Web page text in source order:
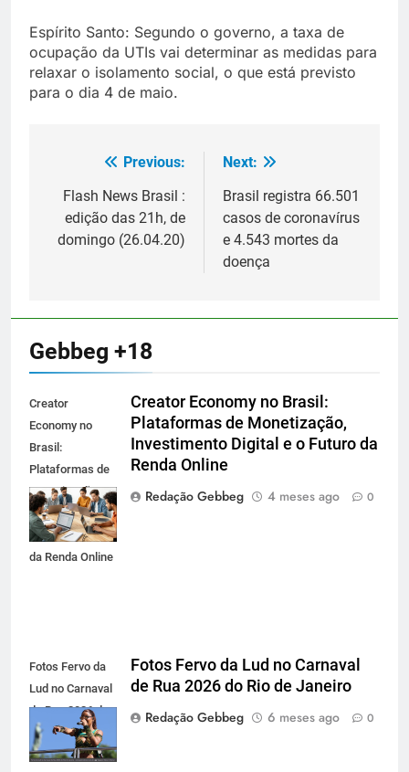
Espírito Santo: Segundo o governo, a taxa de
ocupação da UTIs vai determinar as medidas para
relaxar o isolamento social, o que está previsto
para o dia 4 de maio.
Navegação
de
Post
Previous:
Flash News Brasil :
edição das 21h, de
domingo (26.04.20)
Next:
Brasil registra 66.501
casos de coronavírus
e 4.543 mortes da
doença
Gebbeg +18
Creator
Economy no
Brasil:
Plataformas de
Monetização,
Investimento
Digital e o Futuro
da Renda Online
Creator Economy no Brasil:
Plataformas de Monetização,
Investimento Digital e o Futuro da
Renda Online
Redação Gebbeg
4 meses ago 0
Fotos Fervo da
Lud no Carnaval
de Rua 2026 do
Rio de Janeiro
Fotos Fervo da Lud no Carnaval
de Rua 2026 do Rio de Janeiro
Redação Gebbeg
6 meses ago 0